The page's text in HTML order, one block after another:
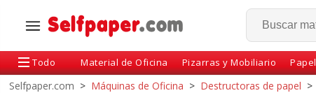
Todo Material de Oficina Pizarras y Mobiliario Papel
Selfpaper.com > Máquinas de Oficina > Destructoras de papel >